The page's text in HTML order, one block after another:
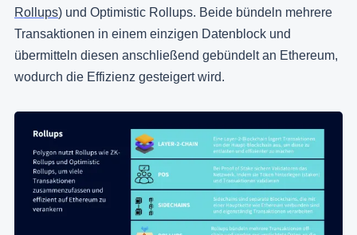
Rollups) und Optimistic Rollups. Beide bündeln mehrere
Transaktionen in einem einzigen Datenblock und
übermitteln diesen anschließend gebündelt an Ethereum,
wodurch die Effizienz gesteigert wird.